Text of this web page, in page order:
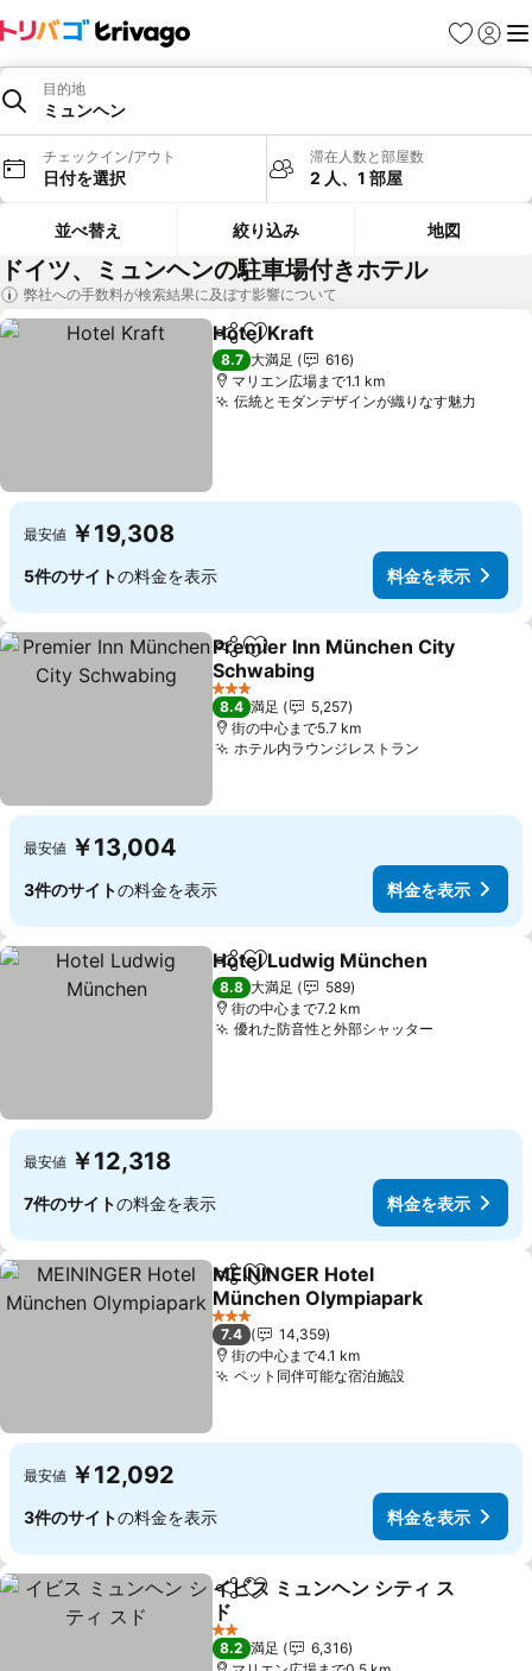
お気に入り
ログイ
メ
目的地
ミュンヘン
チェックイン/アウト
日付を選択
滞在人数と部屋数
2 人、1 部屋
並べ替え 絞り込み 地図
ドイツ、ミュンヘンの駐車場付きホテル
弊社への手数料が検索結果に及ぼす影響について
シェアお気に入りに追加
Hotel Kraft
8.7 大満足
616
マリエン広場まで1.1 km
伝統とモダンデザインが織りなす魅力
最安値 ￥19,308
5件のサイトの料金を表示 料金を表示
シェアお気に入りに追加
Premier Inn München City
Schwabing
料金を表示
3 ホテルのランク
8.4 満足
5,257
街の中心まで5.7 km
ホテル内ラウンジレストラン
最安値 ￥13,004
3件のサイトの料金を表示 料金を表示
シェアお気に入りに追加
Hotel Ludwig München
8.8 大満足
589
街の中心まで7.2 km
優れた防音性と外部シャッター
最安値 ￥12,318
7件のサイトの料金を表示 料金を表示
シェアお気に入りに追加
MEININGER Hotel
München Olympiapark
料金を表示
3 ホテルのランク
7.4
14,359
街の中心まで4.1 km
ペット同伴可能な宿泊施設料金を表示
最安値 ￥12,092
3件のサイトの料金を表示 料金を表示
シェアお気に入りに追加
イビス ミュンヘン シティ ス
ド
料金を表示
2 ホテルのランク
8.2 満足
6,316